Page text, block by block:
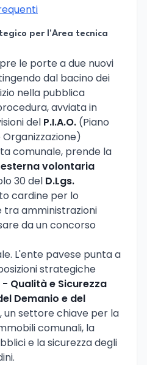
per l'Area tecnica
le porte a due nuovi
dal bacino dei
nella pubblica
avviata in
del P.I.A.O. (Piano
comunale, prende la
volontaria
30 del D.Lgs.
cardine per lo
tra amministrazioni
da un concorso
L'ente pavese punta a
strategiche
- Qualità e Sicurezza
Demanio e del
, un settore chiave per la
comunali, la
e la sicurezza degli